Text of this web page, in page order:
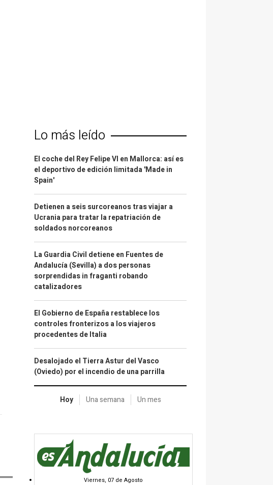
Lo más leído
El coche del Rey Felipe VI en Mallorca: así es
el deportivo de edición limitada 'Made in
Spain'
Detienen a seis surcoreanos tras viajar a
Ucrania para tratar la repatriación de
soldados norcoreanos
La Guardia Civil detiene en Fuentes de
Andalucía (Sevilla) a dos personas
sorprendidas in fraganti robando
catalizadores
El Gobierno de España restablece los
controles fronterizos a los viajeros
procedentes de Italia
Desalojado el Tierra Astur del Vasco
(Oviedo) por el incendio de una parrilla
Hoy Una semana Un mes
Viernes, 07 de Agosto